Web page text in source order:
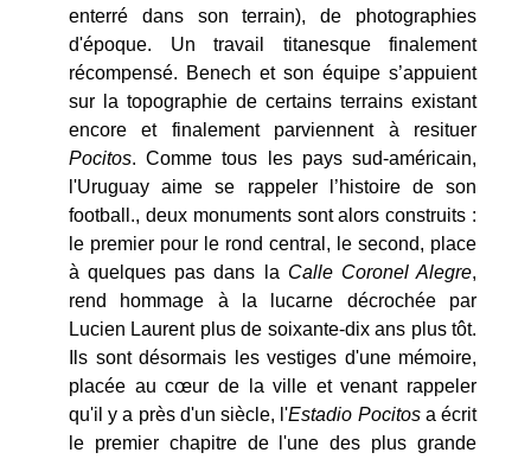
enterré dans son terrain), de photographies
d'époque. Un travail titanesque finalement
récompensé. Benech et son équipe s’appuient
sur la topographie de certains terrains existant
encore et finalement parviennent à resituer
Pocitos. Comme tous les pays sud-américain,
l'Uruguay aime se rappeler l’histoire de son
football., deux monuments sont alors construits :
le premier pour le rond central, le second, place
à quelques pas dans la Calle Coronel Alegre,
rend hommage à la lucarne décrochée par
Lucien Laurent plus de soixante-dix ans plus tôt.
Ils sont désormais les vestiges d'une mémoire,
placée au cœur de la ville et venant rappeler
qu'il y a près d'un siècle, l'Estadio Pocitosa écrit
le premier chapitre de l'une des plus grande